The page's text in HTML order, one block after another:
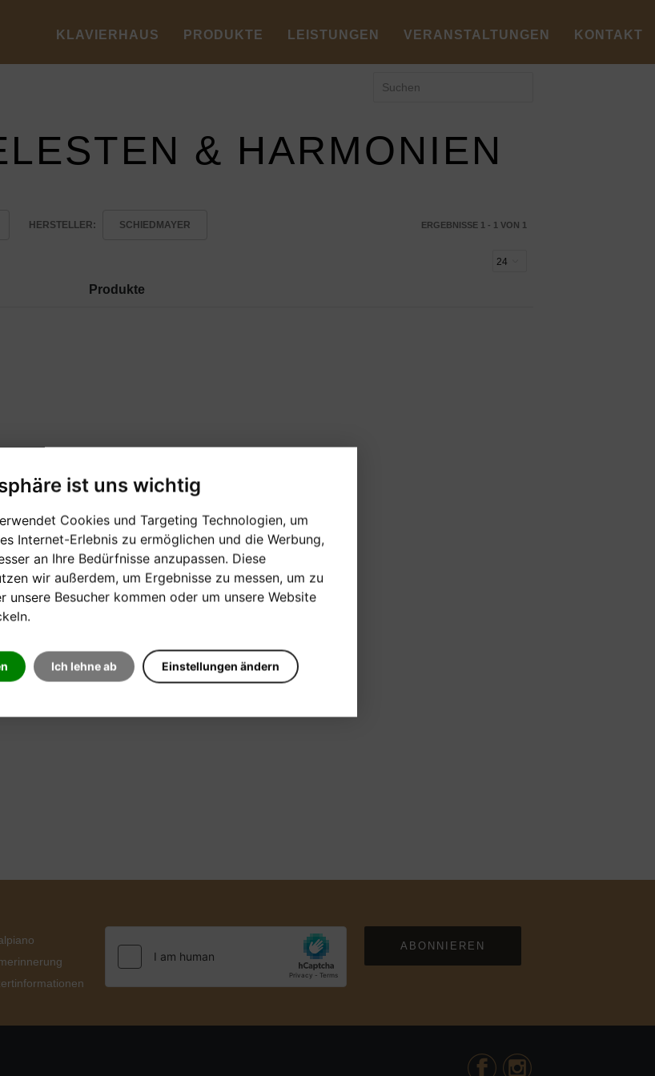
ist uns wichtig
Cookies und Targeting Technologien, um
Internet-Erlebnis zu ermöglichen und die Werbung,
an Ihre Bedürfnisse anzupassen. Diese
wir außerdem, um Ergebnisse zu messen, um zu
unsere Besucher kommen oder um unsere Website
Ich lehne ab Einstellungen ändern
KLAVIERHAUS PRODUKTE LEISTUNGEN VERANSTALTUNGEN KONTAKT
& HARMONIEN
HERSTELLER: SCHIEDMAYER ERGEBNISSE 1 - 1 VON 1
Produkte
ABONNIEREN